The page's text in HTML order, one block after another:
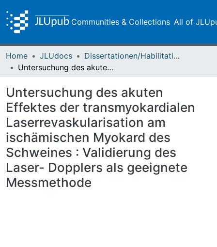
Communities & Collections All of
Home JLUdocs
Dissertationen/Habilitationen
Untersuchung des akuten Effektes der transmyokardialen Laserrevaskularisation am ischämischen Myokard des Schweines : Validierung des Laser- Dopplers als geeignete Messmethode
Untersuchung des akuten
Effektes der transmyokardialen
Laserrevaskularisation am
ischämischen Myokard des
Schweines : Validierung des
Laser- Dopplers als geeignete
Messmethode